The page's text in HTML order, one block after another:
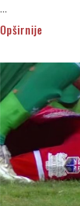
...
Opširnije